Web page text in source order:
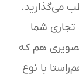
می‌گذارید.
تجاری شما
هم که
با نوع